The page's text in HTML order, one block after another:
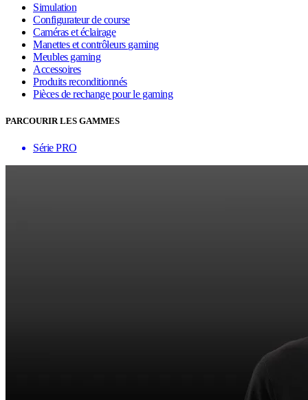
Simulation
Configurateur de course
Caméras et éclairage
Manettes et contrôleurs gaming
Meubles gaming
Accessoires
Produits reconditionnés
Pièces de rechange pour le gaming
PARCOURIR LES GAMMES
Série PRO